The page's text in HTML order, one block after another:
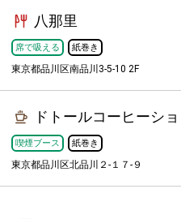
八那里
席で吸える 紙巻き
東京都品川区南品川3-5-10 2F
ドトールコーヒーシ
喫煙ブース 紙巻き
東京都品川区北品川２-１７-９